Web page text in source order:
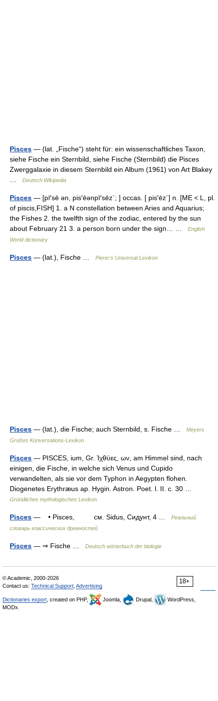
Pisces — (lat. „Fische“) steht für: ein wissenschaftliches Taxon,
siehe Fische ein Sternbild, siehe Fische (Sternbild) die Pisces
Zwerggalaxie in diesem Sternbild ein Album (1961) von Art Blakey
Deutsch Wikipedia
Pisces — [pī′sē ən, pis′ēənpī′sēz΄; ] occas. [ pis′ēz΄] n. [ME < L, pl.
of piscis,FISH] 1. a N constellation between Aries and Aquarius;
the Fishes 2. the twelfth sign of the zodiac, entered by the sun
about February 21 3. a person born under the sign… …
English
World dictionary
Pisces — (lat.), Fische … Pierer's Universal-Lexikon
Pisces — (lat.), die Fische; auch Sternbild, s. Fische …
Meyers
Großes Konversations-Lexikon
Pisces — PISCES, ium, Gr. Ἰχθύες, ων, am Himmel sind, nach
einigen, die Fische, in welche sich Venus und Cupido
verwandelten, als sie vor dem Typhon in Aegypten flohen.
Diogenetes Erythræus ap. Hygin. Astron. Poet. l. II. c. 30 …
Gründliches mythologisches Lexikon
Pisces — • Pisces, см. Sidus, Сидунт, 4 …
Реальный
словарь классических древностей
Pisces — ⇒ Fische … Deutsch wörterbuch der biologie
18+
© Academic, 2000-2026
Contact us: Technical Support Advertising
Dictionaries export , created on PHP, Joomla, Drupal,
WordPress,
MODx.